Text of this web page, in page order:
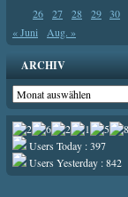
26
27 28 29 30
« Juni
Aug. »
ARCHIV
Archiv
Users Today : 397
Users Yesterday : 842